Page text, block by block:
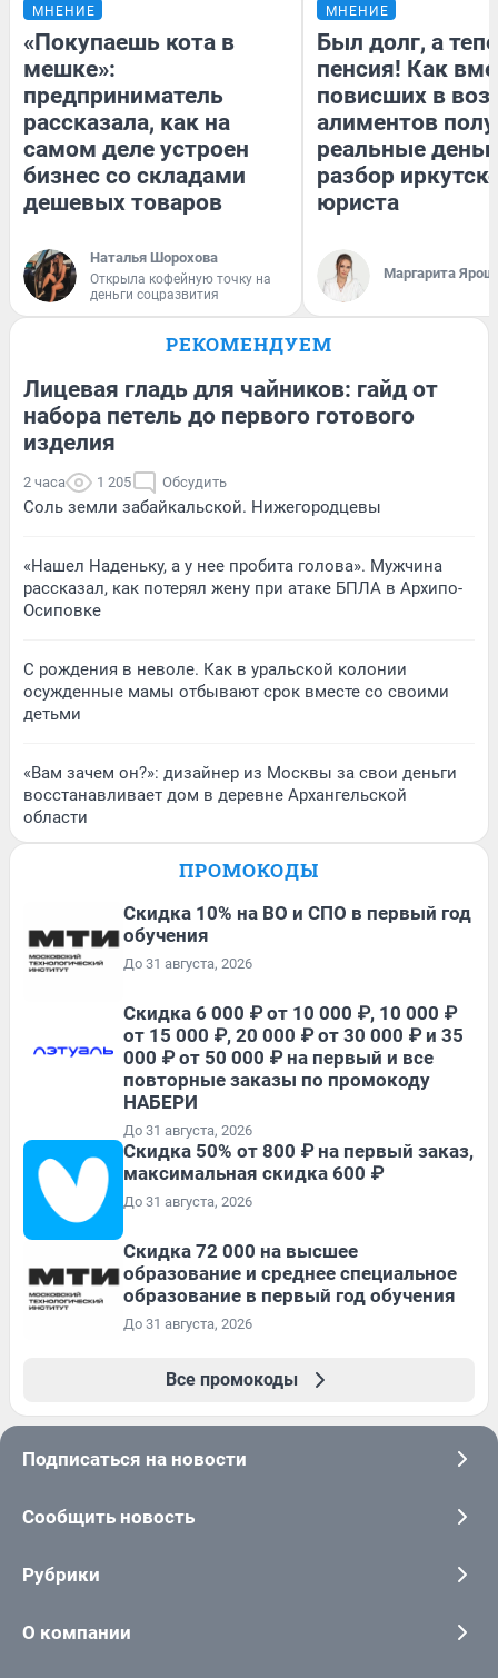
МНЕНИЕ
«Покупаешь кота в
мешке»:
предприниматель
рассказала, как на
самом деле устроен
бизнес со складами
дешевых товаров
Наталья Шорохова
Открыла кофейную точку на
деньги соцразвития
МНЕНИЕ
Был долг, а
пенсия! Как
повисших в
алиментов
реальные
разбор
юриста
Маргарита
РЕКОМЕНДУЕМ
Лицевая гладь для чайников: гайд от
набора петель до первого готового
изделия
2 часа 1 205 Обсудить
Соль земли забайкальской. Нижегородцевы
«Нашел Наденьку, а у нее пробита голова». Мужчина
рассказал, как потерял жену при атаке БПЛА в Архипо-
Осиповке
С рождения в неволе. Как в уральской колонии
осужденные мамы отбывают срок вместе со своими
детьми
«Вам зачем он?»: дизайнер из Москвы за свои деньги
восстанавливает дом в деревне Архангельской
области
ПРОМОКОДЫ
Скидка 10% на ВО и СПО в первый год
обучения
До 31 августа, 2026
Скидка 6 000 ₽ от 10 000 ₽, 10 000 ₽
от 15 000 ₽, 20 000 ₽ от 30 000 ₽ и 35
000 ₽ от 50 000 ₽ на первый и все
повторные заказы по промокоду
НАБЕРИ
До 31 августа, 2026
Скидка 50% от 800 ₽ на первый заказ,
максимальная скидка 600 ₽
До 31 августа, 2026
Скидка 72 000 на высшее
образование и среднее специальное
образование в первый год обучения
До 31 августа, 2026
Все промокоды
Подписаться на новости
Сообщить новость
Рубрики
О компании